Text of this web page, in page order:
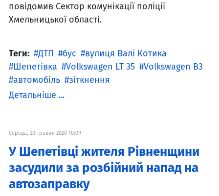
повідомив Сектор комунікації поліції
Хмельницької області.
Теги: ДТП бус
вулиця Валі Котика
Шепетівка
Volkswagen LT 35
Volkswagen B3
автомобіль
зіткнення
Детальніше ...
Середа, 20 травня 2020 10:09
У Шепетівці жителя Рівненщини
засудили за розбійний напад на
автозаправку